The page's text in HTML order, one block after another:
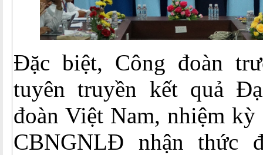
Đặc biệt, Công đoàn
tuyên truyền kết quả
đoàn Việt Nam, nhiệm
CBNGNLĐ nhận thức